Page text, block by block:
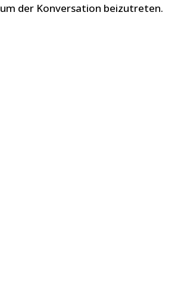
um der Konversation beizutreten.